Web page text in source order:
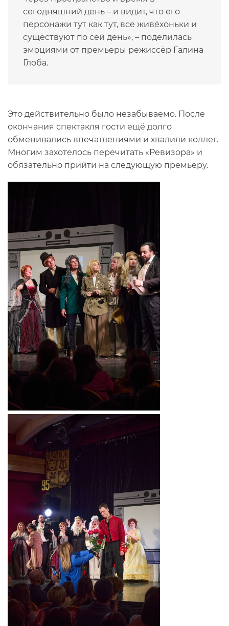
сегодняшний день – и видит, что его
персонажи тут как тут, все живёхоньки и
существуют по сей день», – поделилась
эмоциями от премьеры режиссёр Галина
Глоба.
Это действительно было незабываемо. После
окончания спектакля гости ещё долго
обменивались впечатлениями и хвалили коллег.
Многим захотелось перечитать «Ревизора» и
обязательно прийти на следующую премьеру.